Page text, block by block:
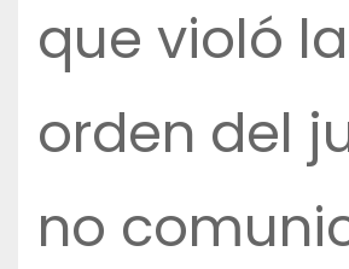
que violó la
orden del
no